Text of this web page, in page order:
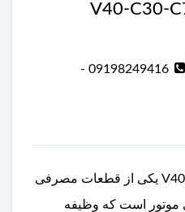
09198249416 -
فیلتر هوای ولوو V40, C30, C70 یکی از قطعات مصرفی
موتور است که وظیفه